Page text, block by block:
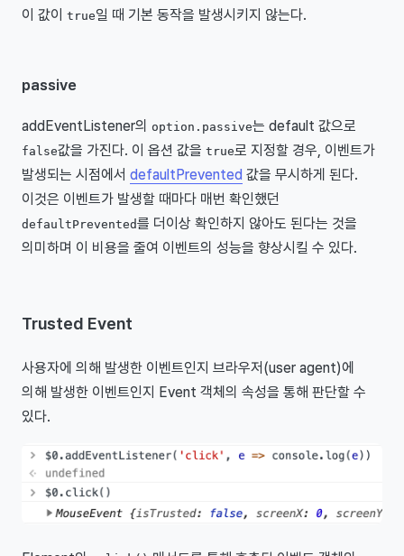
이 값이
true일 때 기본 동작을 발생시키지 않는다.
passive
addEventListener의 option.passive는 default 값으로
false값을 가진다. 이 옵션 값을 true로 지정할 경우, 이벤트가
발생되는 시점에서 defaultPrevented 값을 무시하게 된다.
이것은 이벤트가 발생할 때마다 매번 확인했던
defaultPrevented를 더이상 확인하지 않아도 된다는 것을
의미하며 이 비용을 줄여 이벤트의 성능을 향상시킬 수 있다.
Trusted Event
사용자에 의해 발생한 이벤트인지 브라우저(user agent)에
의해 발생한 이벤트인지 Event 객체의 속성을 통해 판단할 수
있다.